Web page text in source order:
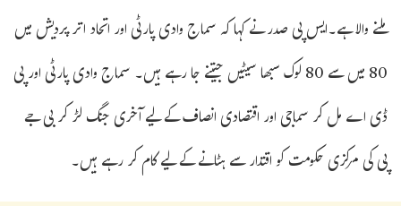
ملنے والا ہے۔ایس پی صدر نے کہا کہ سماج وادی پارٹی اور اتحاد اتر پردیش میں
80 میں سے 80 لوک سبھا سیٹیں جیتنے جا رہے ہیں۔ سماج وادی پارٹی اور پی
ڈی اے مل کر سماجی اور اقتصادی انصاف کے لیے آخری جنگ لڑ کر بی جے
پی کی مرکزی حکومت کو اقتدار سے ہٹانے کے لیے کام کر رہے ہیں۔